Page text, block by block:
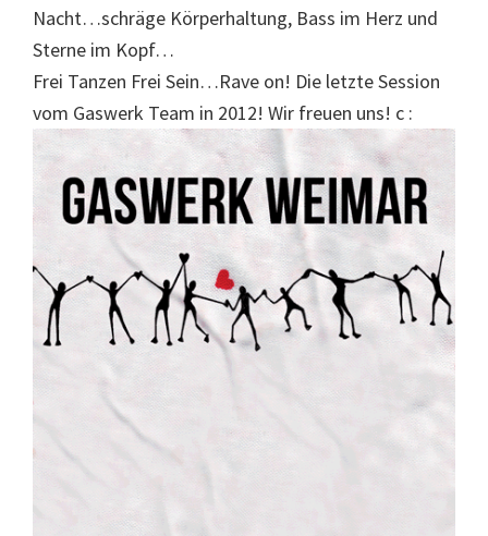
Nacht…schräge Körperhaltung, Bass im Herz und
Sterne im Kopf…
Frei Tanzen Frei Sein…Rave on! Die letzte Session
vom Gaswerk Team in 2012! Wir freuen uns! c :